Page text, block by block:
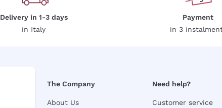
Delivery in 1-3 days
in Italy
Payment
in 3
The Company
About Us
Need help?
Customer service